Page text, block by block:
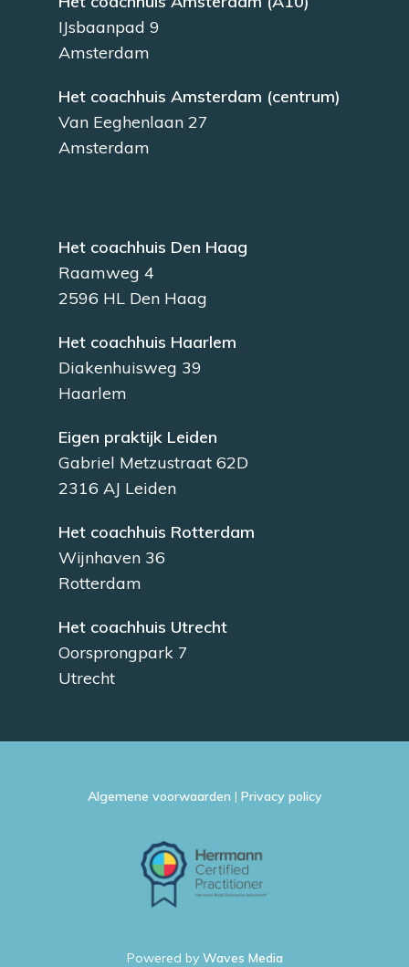
IJsbaanpad 9
Amsterdam
Het coachhuis Amsterdam (centrum)
Van Eeghenlaan 27
Amsterdam
Het coachhuis Den Haag
Raamweg 4
2596 HL Den Haag
Het coachhuis Haarlem
Diakenhuisweg 39
Haarlem
Eigen praktijk Leiden
Gabriel Metzustraat 62D
2316 AJ Leiden
Het coachhuis Rotterdam
Wijnhaven 36
Rotterdam
Het coachhuis Utrecht
Oorsprongpark 7
Utrecht
Algemene voorwaarden | Privacy policy
Powered by Waves Media